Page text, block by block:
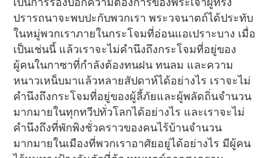
ปรารถนาจะพบปะกับพวกเรา พระวจนาตถ์ได้ประทับ
ในหมู่พวกเราภายในกระโจมที่อ่อนแอเปราะบาง เมื่อ
เป็นเช่นนี้ แล้วเราจะไม่คำนึงถึงกระโจมที่อยู่ของ
ผู้คนในกาซาที่กำลังต้องทนฝน ทนลม และความ
หนาวเหน็บมาแล้วหลายสัปดาห์ได้อย่างไร เราจะไม่
คำนึงถึงกระโจมที่อยู่ของผู้ลี้ภัยและผู้พลัดถิ่นจำนวน
มากมายในทุกทวีปทั่วโลกได้อย่างไร และเราจะไม่
คำนึงถึงที่พักพิงชั่วคราวของคนไร้บ้านจำนวน
มากมายในเมืองที่พวกเราอาศัยอยู่ได้อย่างไร มีผู้คน